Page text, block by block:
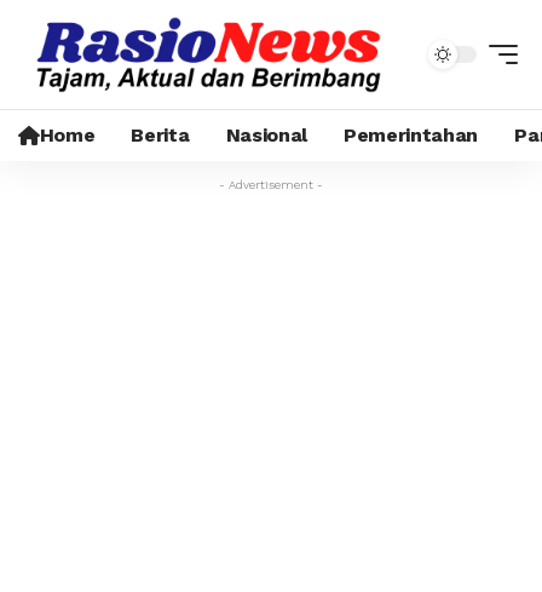
Home Berita Nasional Pemerintahan
- Advertisement -